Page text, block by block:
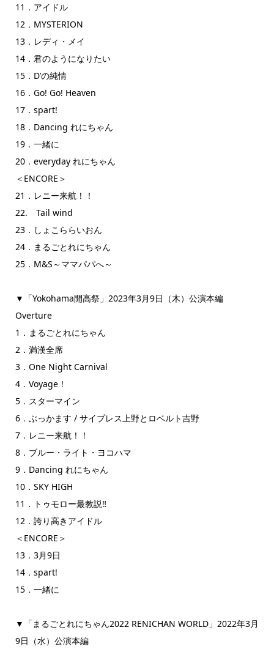
11．アイドル
12．MYSTERION
13．レディ・メイ
14．君のようになりたい
15．D’の純情
16．Go! Go! Heaven
17．spart!
18．Dancing れにちゃん
19．一緒に
20．everyday れにちゃん
＜ENCORE＞
21．レニー来航！！
22. Tail wind
23．しょこららいおん
24．まるごとれにちゃん
25．M&S～ママパパへ～
▼「Yokohama開高祭」2023年3月9日（木）公演本編
Overture
1．まるごとれにちゃん
2．満漢全席
3．One Night Carnival
4．Voyage！
5．スターマイン
6．ぶっかます / サイプレス上野とロベルト吉野
7．レニー来航！！
8．ブルー・ライト・ヨコハマ
9．Dancing れにちゃん
10．SKY HIGH
11．トゥモロー最教説‼
12．誇り高きアイドル
＜ENCORE＞
13．3月9日
14．spart!
15．一緒に
▼「まるごとれにちゃん2022 RENICHAN WORLD」2022年3月
9日（水）公演本編